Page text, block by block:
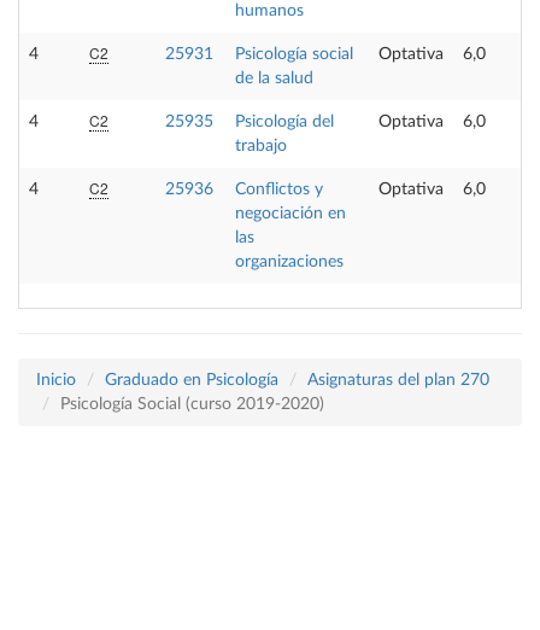
humanos
4 C2 25931
Psicología social
de la salud
Optativa 6,0
4 C2 25935
Psicología del
trabajo
Optativa 6,0
4 C2 25936
Conflictos y
negociación en
las
organizaciones
Optativa 6,0
Inicio Graduado en Psicología
Asignaturas del plan 270
Psicología Social (curso 2019-2020)